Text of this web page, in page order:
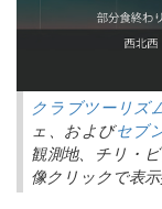
クラブツーリズ
ェ、およびセブ
観測地、チリ・
像クリックで表